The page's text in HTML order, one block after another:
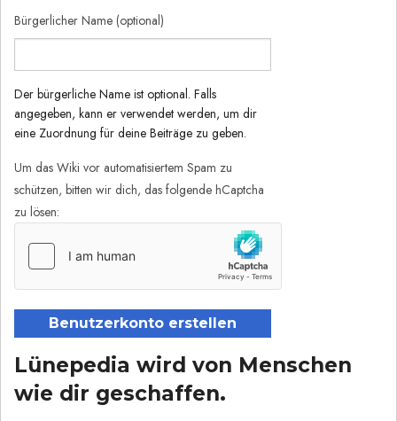
Bürgerlicher Name (optional)
Der bürgerliche Name ist optional. Falls
angegeben, kann er verwendet werden, um dir
eine Zuordnung für deine Beiträge zu geben.
Um das Wiki vor automatisiertem Spam zu
schützen, bitten wir dich, das folgende hCaptcha
zu lösen:
Benutzerkonto erstellen
Lünepedia wird von Menschen
wie dir geschaffen.